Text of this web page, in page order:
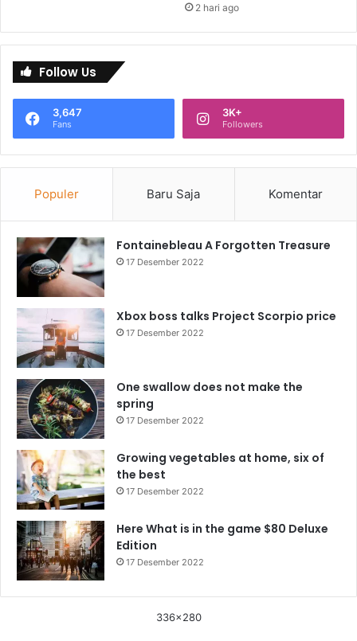
2 hari ago
Follow Us
3,647
Fans
3K+
Followers
Populer Baru Saja Komentar
Fontainebleau A Forgotten Treasure
17 Desember 2022
Xbox boss talks Project Scorpio price
17 Desember 2022
One swallow does not make the
spring
17 Desember 2022
Growing vegetables at home, six of
the best
17 Desember 2022
Here What is in the game $80 Deluxe
Edition
17 Desember 2022
336x280